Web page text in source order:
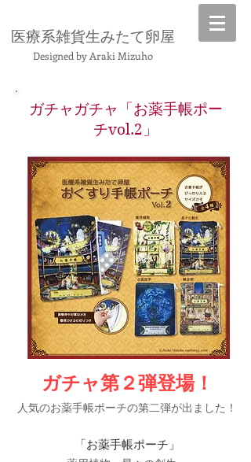
​医療系雑貨生みたて卵屋
Designed by Araki Mizuho
ガチャガチャ「お薬手帳ポー
チvol.2」
ガチャ第２弾登場！
​人気のお薬手帳ポーチの第二弾が出ました！
「お薬手帳ポーチ」